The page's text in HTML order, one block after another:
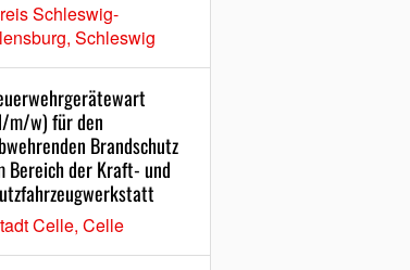
Schleswig-
Schleswig
m/w) für den
Brandschutz
Bereich der Kraft- und
Celle, Celle